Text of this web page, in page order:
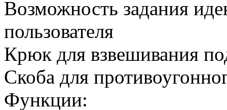
Возможность задания
пользователя
Крюк для взвешивания
Скоба для
Функции: